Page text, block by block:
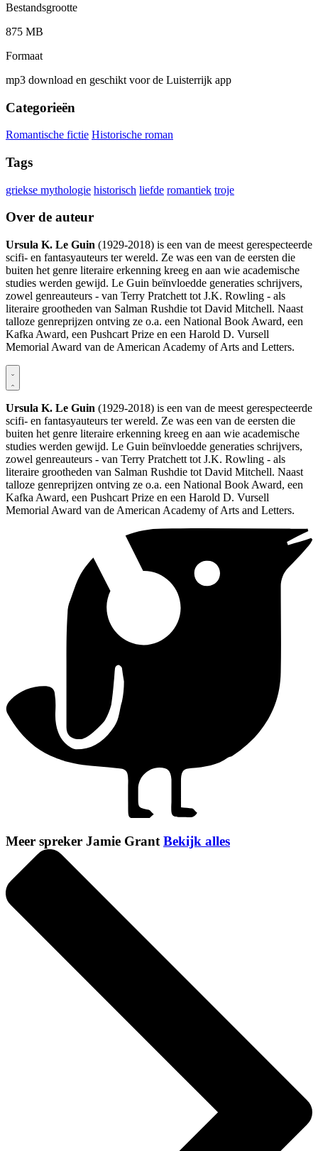
Bestandsgrootte
875 MB
Formaat
mp3 download en geschikt voor de Luisterrijk app
Categorieën
Romantische fictie Historische roman
Tags
griekse mythologie historisch liefde romantiek troje
Over de auteur
Ursula K. Le Guin (1929-2018) is een van de meest gerespecteerde
scifi- en fantasyauteurs ter wereld. Ze was een van de eersten die
buiten het genre literaire erkenning kreeg en aan wie academische
studies werden gewijd. Le Guin beïnvloedde generaties schrijvers,
zowel genreauteurs - van Terry Pratchett tot J.K. Rowling - als
literaire grootheden van Salman Rushdie tot David Mitchell. Naast
talloze genreprijzen ontving ze o.a. een National Book Award, een
Kafka Award, een Pushcart Prize en een Harold D. Vursell
Memorial Award van de American Academy of Arts and Letters.
Ursula K. Le Guin (1929-2018) is een van de meest gerespecteerde
scifi- en fantasyauteurs ter wereld. Ze was een van de eersten die
buiten het genre literaire erkenning kreeg en aan wie academische
studies werden gewijd. Le Guin beïnvloedde generaties schrijvers,
zowel genreauteurs - van Terry Pratchett tot J.K. Rowling - als
literaire grootheden van Salman Rushdie tot David Mitchell. Naast
talloze genreprijzen ontving ze o.a. een National Book Award, een
Kafka Award, een Pushcart Prize en een Harold D. Vursell
Memorial Award van de American Academy of Arts and Letters.
Meer spreker Jamie GrantBekijk alles